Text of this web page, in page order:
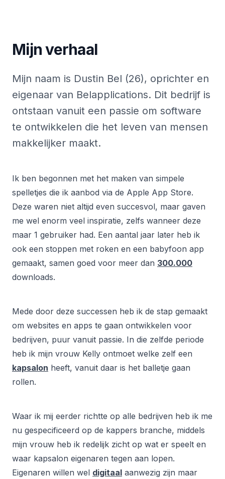
Mijn verhaal
Mijn naam is Dustin Bel (26), oprichter en
eigenaar van Belapplications. Dit bedrijf is
ontstaan vanuit een passie om software
te ontwikkelen die het leven van mensen
makkelijker maakt.
Ik ben begonnen met het maken van simpele
spelletjes die ik aanbod via de Apple App Store.
Deze waren niet altijd even succesvol, maar gaven
me wel enorm veel inspiratie, zelfs wanneer deze
maar 1 gebruiker had. Een aantal jaar later heb ik
ook een stoppen met roken en een babyfoon app
gemaakt, samen goed voor meer dan 300.000
downloads.
Mede door deze successen heb ik de stap gemaakt
om websites en apps te gaan ontwikkelen voor
bedrijven, puur vanuit passie. In die zelfde periode
heb ik mijn vrouw Kelly ontmoet welke zelf een
kapsalon heeft, vanuit daar is het balletje gaan
rollen.
Waar ik mij eerder richtte op alle bedrijven heb ik me
nu gespecificeerd op de kappers branche, middels
mijn vrouw heb ik redelijk zicht op wat er speelt en
waar kapsalon eigenaren tegen aan lopen.
Eigenaren willen wel digitaal aanwezig zijn maar